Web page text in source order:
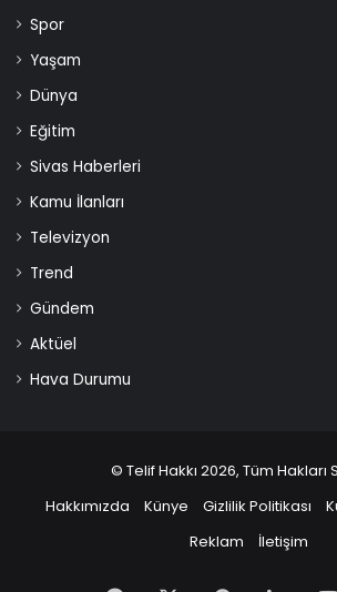
Spor
Yaşam
Dünya
Eğitim
Sivas Haberleri
Kamu İlanları
Televizyon
Trend
Gündem
Aktüel
Hava Durumu
© Telif Hakkı 2026, Tüm Hakları
Hakkımızda
Künye Gizlilik Politikası
Reklam
İletişim